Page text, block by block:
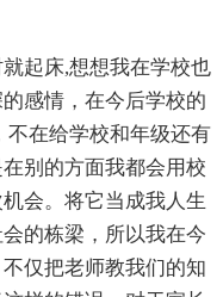
起床,想想我在学校也
感情，在今后学校的
不在给学校和年级还有
别的方面我都会用校
会。将它当成我人生
的栋梁，所以我在今
仅把老师教我们的知